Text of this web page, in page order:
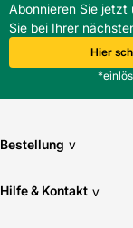
Abonnieren Sie jetzt
Sie bei Ihrer
Hier
Bestellung v
Hilfe & Kontakt v